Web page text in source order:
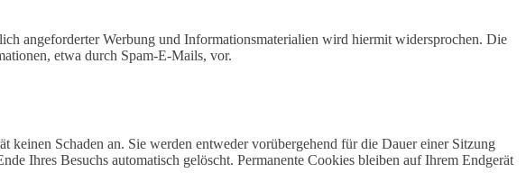
angeforderter Werbung und Informationsmaterialien wird hiermit widersprochen. Die
etwa durch Spam-E-Mails, vor.
keinen Schaden an. Sie werden entweder vorübergehend für die Dauer einer Sitzung
Ihres Besuchs automatisch gelöscht. Permanente Cookies bleiben auf Ihrem Endgerät